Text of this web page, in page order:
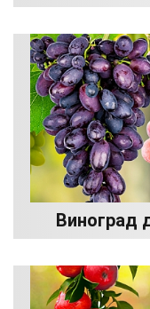
Виноград